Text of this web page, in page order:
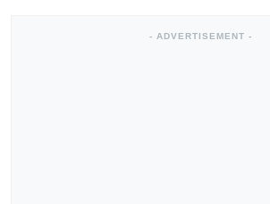
- ADVERTISEMENT -